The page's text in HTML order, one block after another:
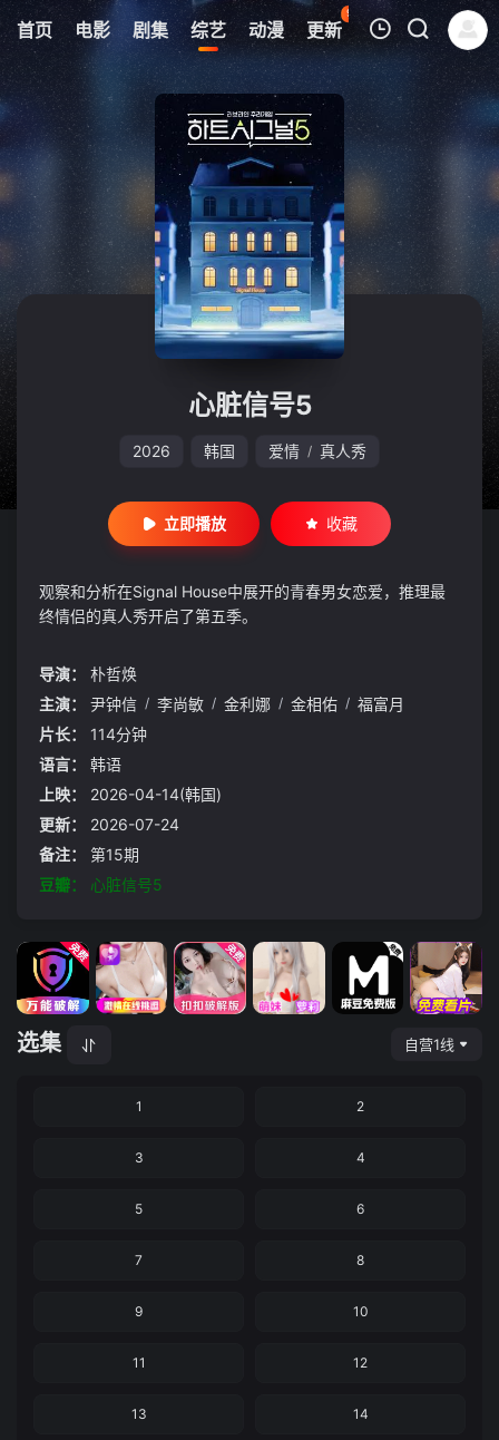
首页 电影 剧集 综艺 动漫 更新
99
热榜 APP
我的观影记录
暂无观看影片的记录
心脏信号5
2026 韩国 爱情 / 真人秀
立即播放 收藏
观察和分析在Signal House中展开的青春男女恋爱，推理最
终情侣的真人秀开启了第五季。
导演：
朴哲焕
主演：
尹钟信 / 李尚敏 / 金利娜 / 金相佑 / 福富月
片长：
114分钟
语言：
韩语
上映：
2026-04-14(韩国)
更新：
2026-07-24
备注：
第15期
豆瓣：
心脏信号5
选集 自营1线
1 2
3 4
5 6
7 8
9 10
11 12
13 14